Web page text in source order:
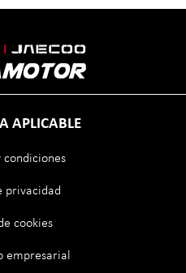
APLICABLE
condiciones
privacidad
cookies
empresarial